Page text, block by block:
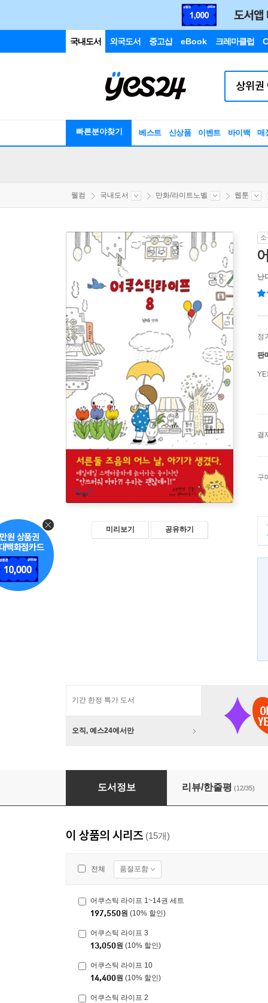
국내도서 외국도서 중고샵 eBook 크레마클럽
빠른분야찾기 베스트 신상품 이벤트 바이백 매
웰컴 국내도서 만화/라이트노벨 웹툰
미리보기 공유하기
난
정
판
결
구
기간 한정 특가 도서
오직, 예스24에서만
어쿠스틱 라이프 8
도서정보 리뷰/한줄평 (12/35)
이 상품의 시리즈 (15개)
전체 품절포함
어쿠스틱 라이프 1~14권 세트
197,550원 (10% 할인)
어쿠스틱 라이프 3
13,050원 (10% 할인)
어쿠스틱 라이프 10
14,400원 (10% 할인)
어쿠스틱 라이프 2